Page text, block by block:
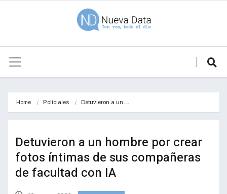
Home Policiales Detuvieron a un…
Detuvieron a un hombre por crear
fotos íntimas de sus compañeras
de facultad con IA